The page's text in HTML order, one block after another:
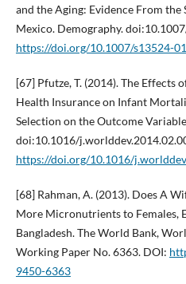
and the Aging: Evidence From
Mexico. Demography.
https://doi.org/10.1007/s13524-
[67] Pfutze, T. (2014). The Effects
Health Insurance on Infant
Selection on the Outcome
doi:10.1016/
https://doi.org/10.1016/
[68] Rahman, A. (2013). Does A
More Micronutrients to Females,
Bangladesh. The World Bank,
Working Paper No. 6363. DOI:
9450-6363